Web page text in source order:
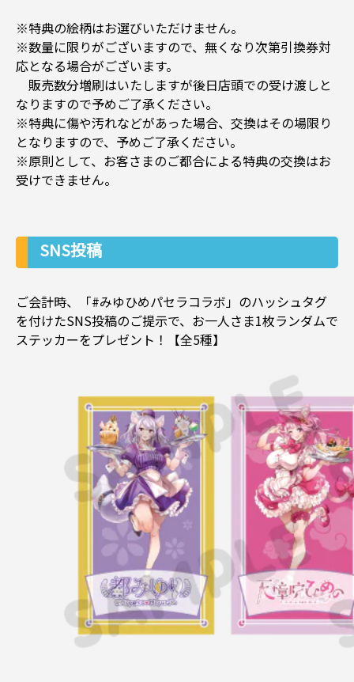
※特典の絵柄はお選びいただけません。
※数量に限りがございますので、無くなり次第引換券対
応となる場合がございます。
販売数分増刷はいたしますが後日店頭での受け渡しと
なりますので予めご了承ください。
※特典に傷や汚れなどがあった場合、交換はその場限り
となりますので、予めご了承ください。
※原則として、お客さまのご都合による特典の交換はお
受けできません。
SNS投稿
ご会計時、「#みゆひめパセラコラボ」のハッシュタグ
を付けたSNS投稿のご提示で、お一人さま1枚ランダムで
ステッカーをプレゼント！【全5種】